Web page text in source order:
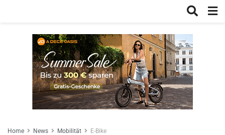
Home News Mobilität E-Bike